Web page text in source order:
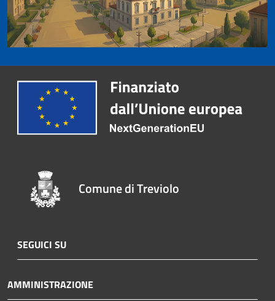
Comune di Treviolo
SEGUICI SU
AMMINISTRAZIONE